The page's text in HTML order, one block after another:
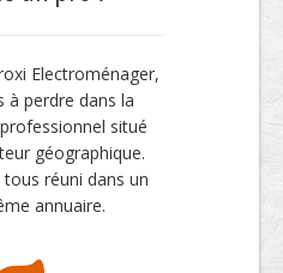
Electroménager,
à perdre dans la
situé
géographique.
réuni dans un
annuaire.